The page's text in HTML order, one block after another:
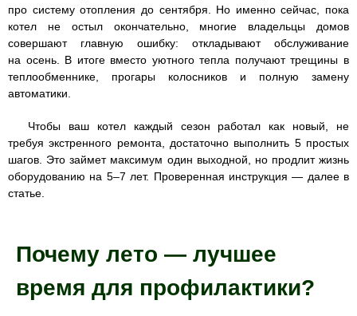
про систему отопления до сентября. Но именно сейчас, пока
котел не остыл окончательно, многие владельцы домов
совершают главную ошибку: откладывают обслуживание
на осень. В итоге вместо уютного тепла получают трещины в
теплообменнике, прогары колосников и полную замену
автоматики.
Чтобы ваш котел каждый сезон работал как новый, не
требуя экстренного ремонта, достаточно выполнить 5 простых
шагов. Это займет максимум один выходной, но продлит жизнь
оборудованию на 5–7 лет. Проверенная инструкция — далее в
статье.
Почему лето — лучшее
время для профилактики?